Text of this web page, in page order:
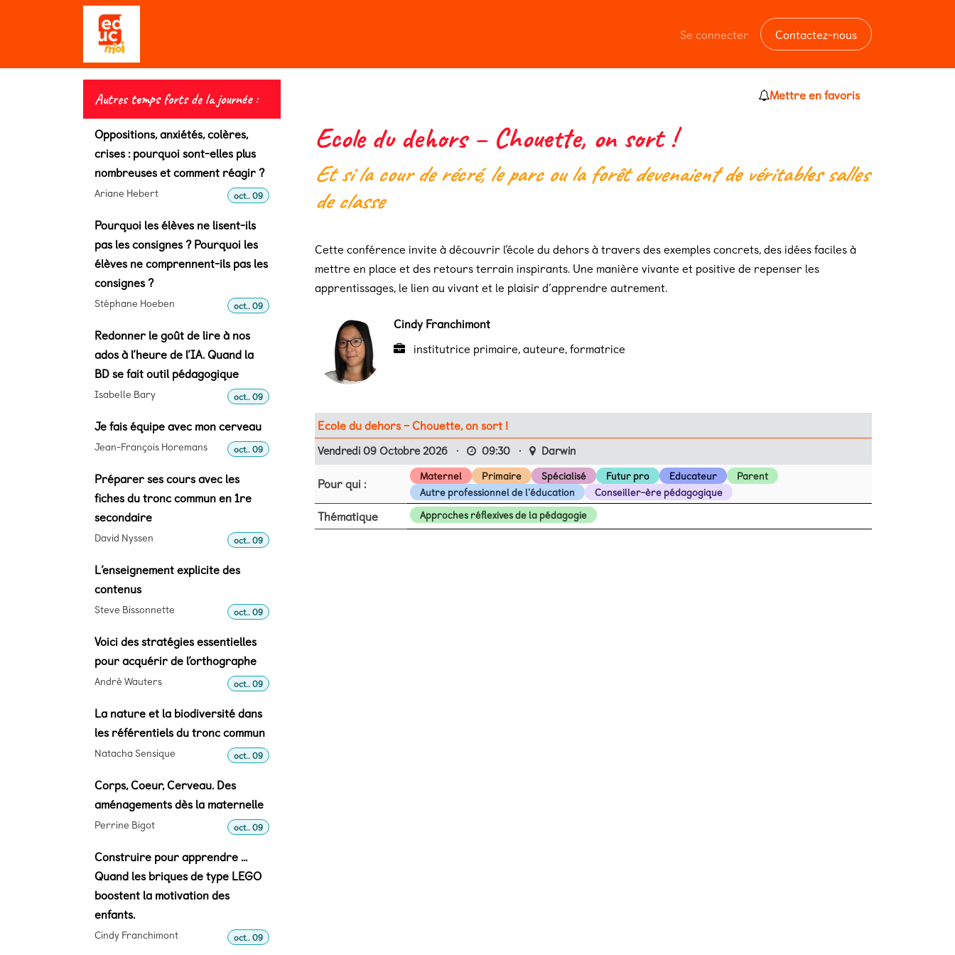
Se rendre au contenu
Se connecter Contactez-nous
Autres temps forts de la journée :
Oppositions, anxiétés, colères,
crises : pourquoi sont-elles plus
nombreuses et comment réagir ?
Ariane Hebert oct.. 09
Pourquoi les élèves ne lisent-ils
pas les consignes ? Pourquoi les
élèves ne comprennent-ils pas les
consignes ?
Stéphane Hoeben oct.. 09
Redonner le goût de lire à nos
ados à l’heure de l’IA. Quand la
BD se fait outil pédagogique
Isabelle Bary oct.. 09
Je fais équipe avec mon cerveau
Jean-François Horemans oct.. 09
Préparer ses cours avec les
fiches du tronc commun en 1re
secondaire
David Nyssen oct.. 09
L’enseignement explicite des
contenus
Steve Bissonnette oct.. 09
Voici des stratégies essentielles
pour acquérir de l’orthographe
André Wauters oct.. 09
La nature et la biodiversité dans
les référentiels du tronc commun
Natacha Sensique oct.. 09
Corps, Coeur, Cerveau. Des
aménagements dès la maternelle
Perrine Bigot oct.. 09
Construire pour apprendre ...
Quand les briques de type LEGO
boostent la motivation des
enfants.
Cindy Franchimont oct.. 09
Mettre en favoris
Ecole du dehors – Chouette, on sort !
Et si la cour de récré, le parc ou la forêt devenaient de véritables salles
de classe
Cette conférence invite à découvrir l’école du dehors à travers des exemples concrets, des idées faciles à
mettre en place et des retours terrain inspirants. Une manière vivante et positive de repenser les
apprentissages, le lien au vivant et le plaisir d’apprendre autrement.
Cindy Franchimont
institutrice primaire, auteure, formatrice
Ecole du dehors – Chouette, on sort !
Vendredi 09 Octobre 2026 · 09:30 · Darwin
Pour qui : Maternel Primaire Spécialisé Futur pro Educateur
Parent
Autre professionnel de l'éducation
Conseiller-ère pédagogique
Thématique Approches réflexives de la pédagogie